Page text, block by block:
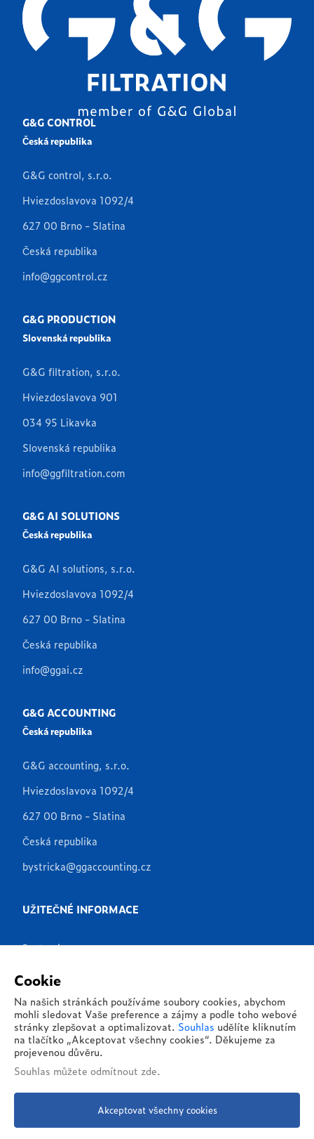
G&G CONTROL
Česká republika
G&G control, s.r.o.
Hviezdoslavova 1092/4
627 00 Brno - Slatina
Česká republika
info@ggcontrol.cz
G&G PRODUCTION
Slovenská republika
G&G filtration, s.r.o.
Hviezdoslavova 901
034 95 Likavka
Slovenská republika
info@ggfiltration.com
G&G AI SOLUTIONS
Česká republika
G&G AI solutions, s.r.o.
Hviezdoslavova 1092/4
627 00 Brno - Slatina
Česká republika
info@ggai.cz
G&G ACCOUNTING
Česká republika
G&G accounting, s.r.o.
Hviezdoslavova 1092/4
627 00 Brno - Slatina
Česká republika
bystricka@ggaccounting.cz
UŽITEČNÉ INFORMACE
Partneři
Produkty
Aplikace
Reference
O nás
Kontakty
Cookie
Na našich stránkách používáme soubory cookies, abychom
mohli sledovat Vaše preference a zájmy a podle toho webové
stránky zlepšovat a optimalizovat. Souhlas udělíte kliknutím
na tlačítko „Akceptovat všechny cookies“. Děkujeme za
projevenou důvěru.
Souhlas můžete odmítnout zde.
Akceptovat všechny cookies